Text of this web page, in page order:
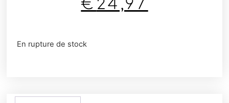
€ 24,97
En rupture de stock